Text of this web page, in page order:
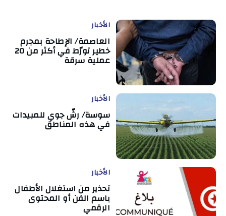
الأخبار
العاصمة/ الإطاحة بمجرم
خطير تورّط في أكثر من 20
عملية سرقة
الأخبار
سوسة/ رشّ جوي للمبيدات
في هذه المناطق
الأخبار
تحذير من استغلال الأطفال
باسم الفن أو المحتوى
الرقمي